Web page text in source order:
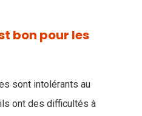
bon pour les
sont intolérants au
ont des difficultés à